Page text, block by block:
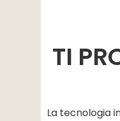
TI
La tecnologia